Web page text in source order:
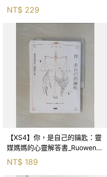
森．海德, 李靜瑤
NT$ 229
【XS4】你，是自己的鑰匙：靈
媒媽媽的心靈解答書_Ruowen
Huang
NT$ 189